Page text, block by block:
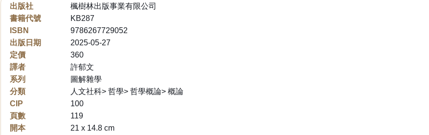
出版社
楓樹林出版事業有限公司
書籍代號
KB287
ISBN
9786267729052
出版日期
2025-05-27
定價
360
譯者
許郁文
系列
圖解雜學
分類
人文社科> 哲學> 哲學概論> 概論
CIP
100
頁數
119
開本
21 x 14.8 cm